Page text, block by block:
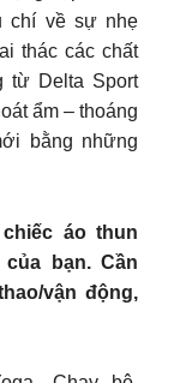
chí về sự nhẹ
thác các chất
từ Delta Sport
ẩm – thoáng
bằng những
áo thun
bạn. Cần
vận động,